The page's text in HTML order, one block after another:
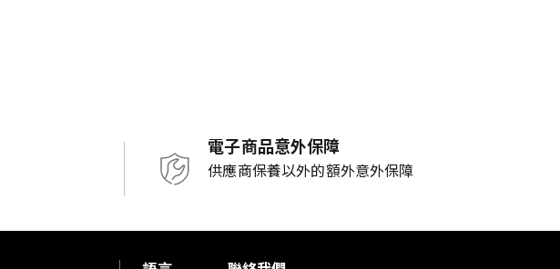
電子商品意外保障
供應商保養以外的額外意外保障